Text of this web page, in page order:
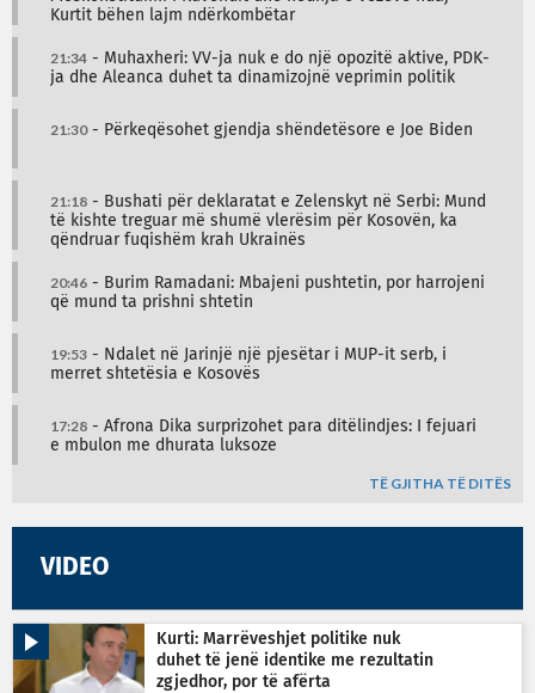
Kurtit bëhen lajm ndërkombëtar
21:34 - Muhaxheri: VV-ja nuk e do një opozitë aktive, PDK-
ja dhe Aleanca duhet ta dinamizojnë veprimin politik
21:30- Përkeqësohet gjendja shëndetësore e Joe Biden
21:18 - Bushati për deklaratat e Zelenskyt në Serbi: Mund
të kishte treguar më shumë vlerësim për Kosovën, ka
qëndruar fuqishëm krah Ukrainës
20:46 - Burim Ramadani: Mbajeni pushtetin, por harrojeni
që mund ta prishni shtetin
19:53 - Ndalet në Jarinjë një pjesëtar i MUP-it serb, i
merret shtetësia e Kosovës
17:28 - Afrona Dika surprizohet para ditëlindjes: I fejuari
e mbulon me dhurata luksoze
TË GJITHA TË DITËS
VIDEO
Kurti: Marrëveshjet politike nuk
duhet të jenë identike me rezultatin
zgjedhor, por të afërta